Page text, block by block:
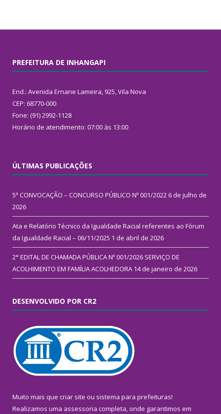
PREFEITURA DE INHANGAPI
End.: Avenida Ernane Lameira, 925, Vila Nova
CEP: 68770-000
Fone: (91) 2992-1128
Horário de atendimento: 07:00 às 13:00
ÚLTIMAS PUBLICAÇÕES
5ª CONVOCAÇÃO – CONCURSO PÚBLICO Nº 001/2022 6 de julho de
2026
Ata e Relatório Técnico da Igualdade Racial referentes ao Fórum
da Igualdade Racial – 06/11/2025 1 de abril de 2026
2° EDITAL DE CHAMADA PÚBLICA Nº 001/2026 SERVIÇO DE
ACOLHIMENTO EM FAMÍLIA ACOLHEDORA 14 de janeiro de 2026
DESENVOLVIDO POR CR2
Muito mais que criar site ou sistema para prefeituras!
Realizamos uma assessoria completa, onde garantimos em